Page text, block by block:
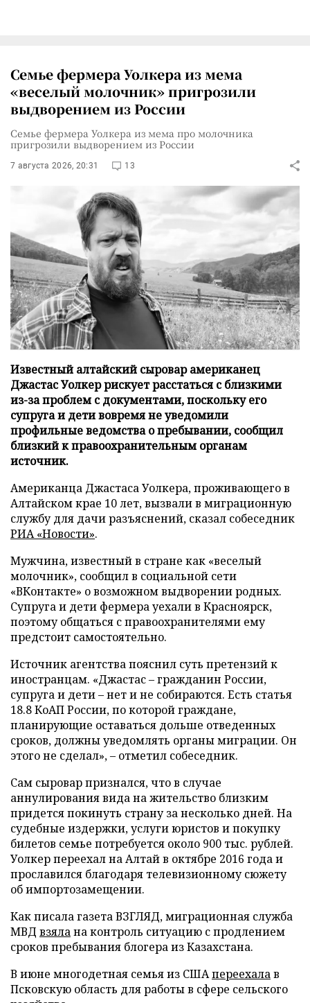
Семье фермера Уолкера из мема
«веселый молочник» пригрозили
выдворением из России
Семье фермера Уолкера из мема про молочника
пригрозили выдворением из России
7 августа 2026, 20:31 13
Известный алтайский сыровар американец
Джастас Уолкер рискует расстаться с близкими
из-за проблем с документами, поскольку его
супруга и дети вовремя не уведомили
профильные ведомства о пребывании, сообщил
близкий к правоохранительным органам
источник.
Американца Джастаса Уолкера, проживающего в
Алтайском крае 10 лет, вызвали в миграционную
службу для дачи разъяснений, сказал собеседник
РИА «Новости».
Мужчина, известный в стране как «веселый
молочник», сообщил в социальной сети
«ВКонтакте» о возможном выдворении родных.
Супруга и дети фермера уехали в Красноярск,
поэтому общаться с правоохранителями ему
предстоит самостоятельно.
Источник агентства пояснил суть претензий к
иностранцам. «Джастас – гражданин России,
супруга и дети – нет и не собираются. Есть статья
18.8 КоАП России, по которой граждане,
планирующие оставаться дольше отведенных
сроков, должны уведомлять органы миграции. Он
этого не сделал», – отметил собеседник.
Сам сыровар признался, что в случае
аннулирования вида на жительство близким
придется покинуть страну за несколько дней. На
судебные издержки, услуги юристов и покупку
билетов семье потребуется около 900 тыс. рублей.
Уолкер переехал на Алтай в октябре 2016 года и
прославился благодаря телевизионному сюжету
об импортозамещении.
Как писала газета ВЗГЛЯД, миграционная служба
МВД взялана контроль ситуацию с продлением
сроков пребывания блогера из Казахстана.
В июне многодетная семья из СШАпереехалав
Псковскую область для работы в сфере сельского